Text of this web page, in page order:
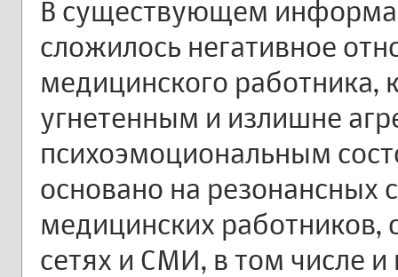
В существующем
сложилось негативное
медицинского работника,
угнетенным и излишне
психоэмоциональным
основано на резонансных
медицинских
сетях и СМИ, в том числе